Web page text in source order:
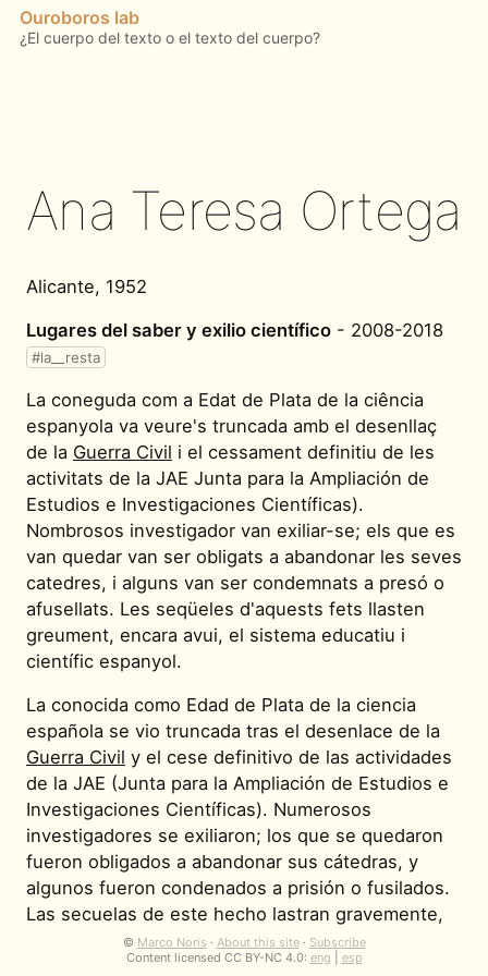
Ouroboros lab
Ana Teresa Ortega
Alicante, 1952
Lugares del saber y exilio científico - 2008-2018
#la__resta
La coneguda com a Edat de Plata de la ciência
espanyola va veure's truncada amb el desenllaç
de la Guerra Civil i el cessament definitiu de les
activitats de la JAE Junta para la Ampliación de
Estudios e Investigaciones Científicas).
Nombrosos investigador van exiliar-se; els que es
van quedar van ser obligats a abandonar les seves
catedres, i alguns van ser condemnats a presó o
afusellats. Les seqüeles d'aquests fets llasten
greument, encara avui, el sistema educatiu i
científic espanyol.
La conocida como Edad de Plata de la ciencia
española se vio truncada tras el desenlace de la
Guerra Civil y el cese definitivo de las actividades
de la JAE (Junta para la Ampliación de Estudios e
Investigaciones Científicas). Numerosos
investigadores se exiliaron; los que se quedaron
fueron obligados a abandonar sus cátedras, y
algunos fueron condenados a prisión o fusilados.
Las secuelas de este hecho lastran gravemente,
aún hoy, el sistema educativo y científico español.
© Marco Noris · About this site· Subscribe
Content licensed CC BY-NC 4.0: eng esp